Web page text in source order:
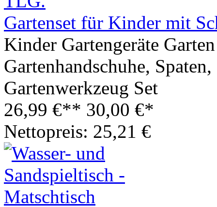
Gartenset für Kinder mit
Kinder Gartengeräte
Gartenhandschuhe,
Gartenwerkzeug Set
26,99 €** 30,00 €*
Nettopreis: 25,21 €